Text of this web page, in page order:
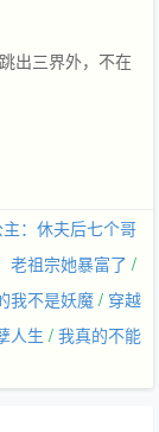
出三界外，不在
：休夫后七个哥
老祖宗她暴富了 /
我不是妖魔 / 穿越
人生 / 我真的不能